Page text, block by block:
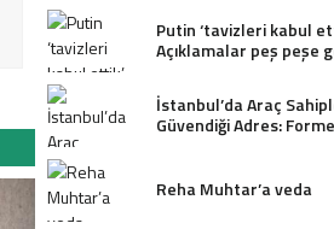
KAZDAĞLARI’NIN
Putin ‘tavizleri kabul
Açıklamalar peş peşe
İstanbul’da Araç
Güvendiği Adres:
Reha Muhtar’a veda